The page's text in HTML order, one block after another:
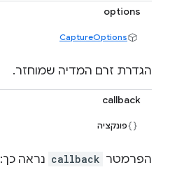
options
CaptureOptions
הגדרת זרם המדיה שמוחזר.
callback
פונקציה
הפרמטר callback נראה כך: